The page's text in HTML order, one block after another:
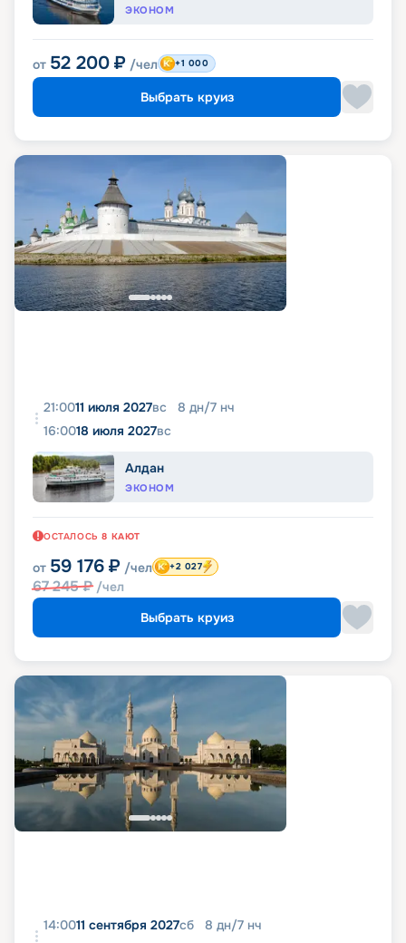
ЭКОНОМ
от 52 200 ₽ /чел +1 000
Выбрать круиз
21:0011 июля 2027вс 8 дн/7 нч
16:0018 июля 2027вс
Алдан
ЭКОНОМ
ОСТАЛОСЬ 8 КАЮТ
от 59 176 ₽ /чел
67 245₽ /чел
+2 027
Выбрать круиз
14:0011 сентября 2027сб 8 дн/7 нч